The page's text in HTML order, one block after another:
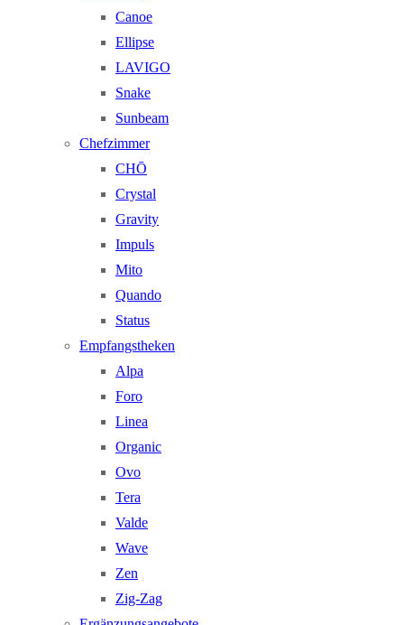
Canoe
Ellipse
LAVIGO
Snake
Sunbeam
Chefzimmer
CHŌ
Crystal
Gravity
Impuls
Mito
Quando
Status
Empfangstheken
Alpa
Foro
Linea
Organic
Ovo
Tera
Valde
Wave
Zen
Zig-Zag